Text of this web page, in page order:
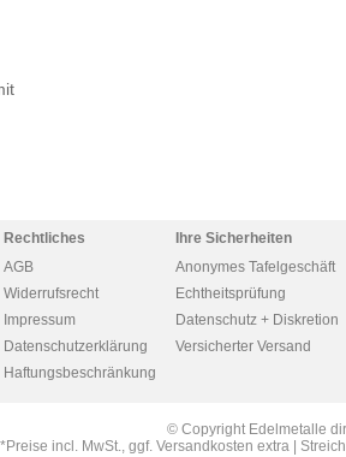
Rechtliches
AGB
Widerrufsrecht
Impressum
Datenschutzerklärung
Haftungsbeschränkung
Ihre Sicherheiten
Anonymes Tafelgeschäft
Echtheitsprüfung
Datenschutz + Diskretion
Versicherter Versand
© Copyright Edelmetalle
*Preise incl. MwSt., ggf. Versandkosten extra |